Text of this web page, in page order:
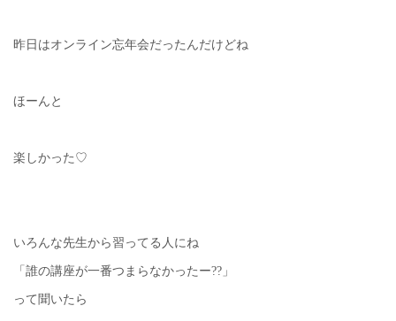
昨日はオンライン忘年会だったんだけどね
ほーんと
楽しかった♡
いろんな先生から習ってる人にね
「誰の講座が一番つまらなかったー??」
って聞いたら